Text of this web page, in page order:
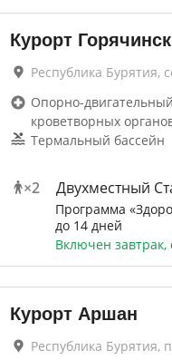
Курорт Горячинск
Республика Бурятия,
Опорно-
кроветворных
Термальный бассейн
×2 Двухместный
Программа
до 14 дней
Включен завтрак,
Курорт Аршан
Республика Бурятия,